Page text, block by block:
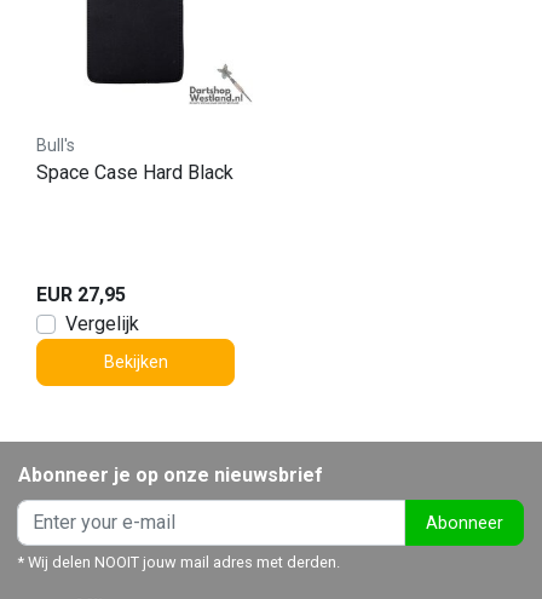
Bull's
Space Case Hard Black
EUR 27,95
Vergelijk
Bekijken
Abonneer je op onze nieuwsbrief
Abonneer
* Wij delen NOOIT jouw mail adres met derden.